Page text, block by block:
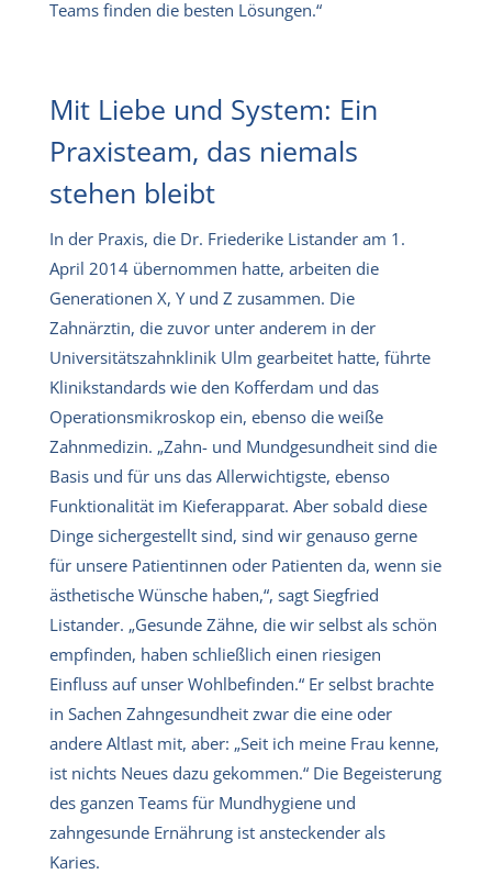
Teams finden die besten Lösungen.“
Mit Liebe und System: Ein
Praxisteam, das niemals
stehen bleibt
In der Praxis, die Dr. Friederike Listander am 1.
April 2014 übernommen hatte, arbeiten die
Generationen X, Y und Z zusammen. Die
Zahnärztin, die zuvor unter anderem in der
Universitätszahnklinik Ulm gearbeitet hatte, führte
Klinikstandards wie den Kofferdam und das
Operationsmikroskop ein, ebenso die weiße
Zahnmedizin. „Zahn- und Mundgesundheit sind die
Basis und für uns das Allerwichtigste, ebenso
Funktionalität im Kieferapparat. Aber sobald diese
Dinge sichergestellt sind, sind wir genauso gerne
für unsere Patientinnen oder Patienten da, wenn sie
ästhetische Wünsche haben,“, sagt Siegfried
Listander. „Gesunde Zähne, die wir selbst als schön
empfinden, haben schließlich einen riesigen
Einfluss auf unser Wohlbefinden.“ Er selbst brachte
in Sachen Zahngesundheit zwar die eine oder
andere Altlast mit, aber: „Seit ich meine Frau kenne,
ist nichts Neues dazu gekommen.“ Die Begeisterung
des ganzen Teams für Mundhygiene und
zahngesunde Ernährung ist ansteckender als
Karies.